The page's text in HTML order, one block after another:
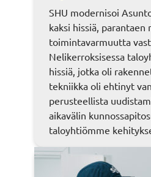
SHU modernisoi
kaksi hissiä,
toimintavarmuutta
Nelikerroksisessa
hissiä, jotka oli
tekniikka oli ehtinyt
perusteellista
aikavälin
taloyhtiömme